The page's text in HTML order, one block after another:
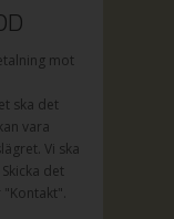
mot
ska det
vara
Vi ska
det